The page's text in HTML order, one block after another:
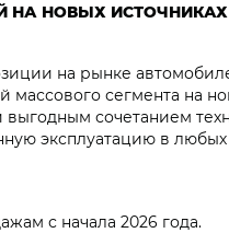
НА НОВЫХ
на рынке
сегмента на
сочетанием
эксплуатацию в
с начала 2026 года.